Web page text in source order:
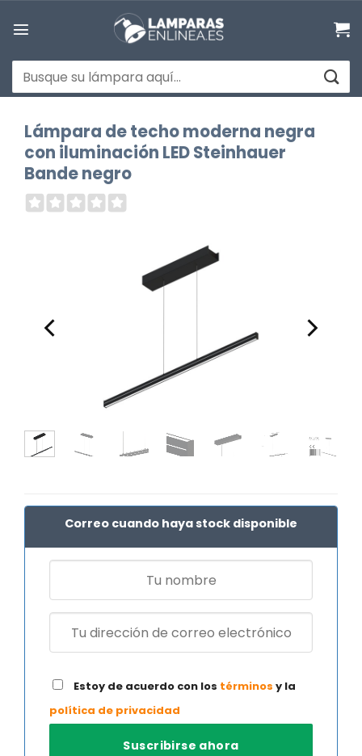
Buscar
por:
Lámpara de techo moderna negra
con iluminación LED Steinhauer
Bande negro
Correo cuando haya stock disponible
Estoy de acuerdo con los términos y la
política de privacidad